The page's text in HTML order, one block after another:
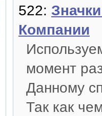
522:
Компании
момент
Данному
Так как